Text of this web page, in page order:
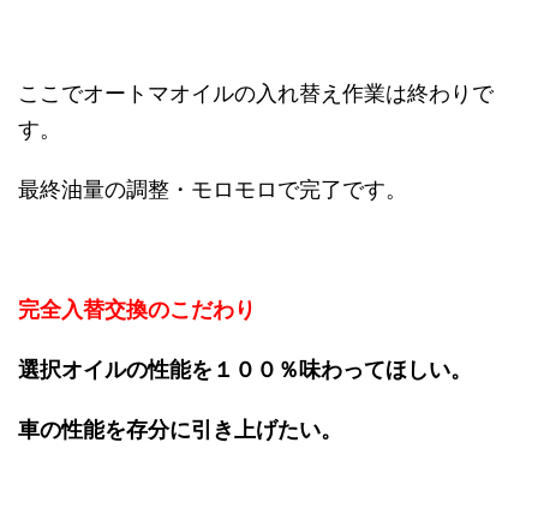
ここでオートマオイルの入れ替え作業は終わりで
す。
最終油量の調整・モロモロで完了です。
完全入替交換のこだわり
選択オイルの性能を１００％味わってほしい。
車の性能を存分に引き上げたい。